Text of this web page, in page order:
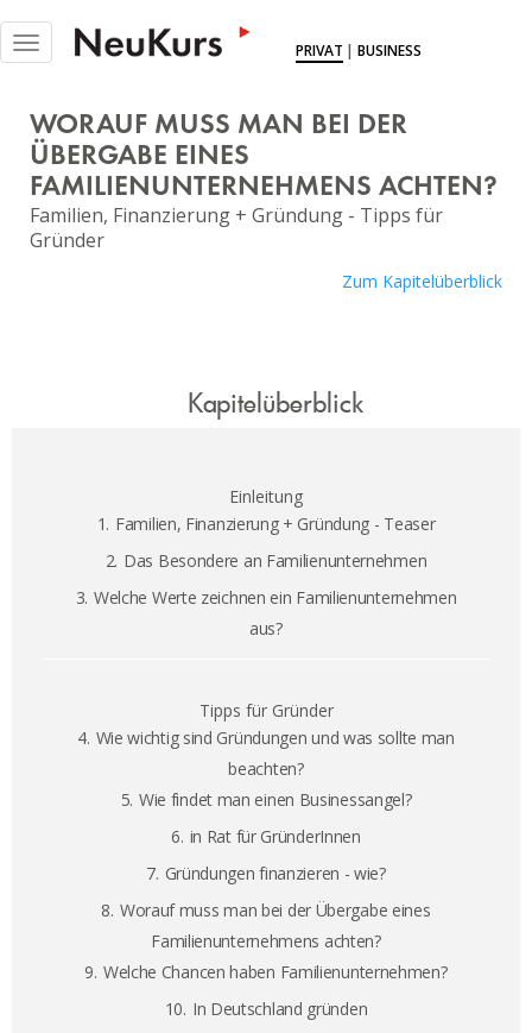
DOKUS
EXPERTINNEN
MITGLIEDSCHAFT
Toggle
navigation
NEUKURS - Einfach Lernen
PRIVAT | BUSINESS
WORAUF MUSS MAN BEI DER
ÜBERGABE EINES
FAMILIENUNTERNEHMENS ACHTEN?
Familien, Finanzierung + Gründung - Tipps für
Gründer
Zum Kapitelüberblick
Kapitelüberblick
Einleitung
1. Familien, Finanzierung + Gründung - Teaser
2. Das Besondere an Familienunternehmen
3. Welche Werte zeichnen ein Familienunternehmen
aus?
Tipps für Gründer
4. Wie wichtig sind Gründungen und was sollte man
beachten?
5. Wie findet man einen Businessangel?
6. in Rat für GründerInnen
7. Gründungen finanzieren - wie?
8. Worauf muss man bei der Übergabe eines
Familienunternehmens achten?
9. Welche Chancen haben Familienunternehmen?
10. In Deutschland gründen